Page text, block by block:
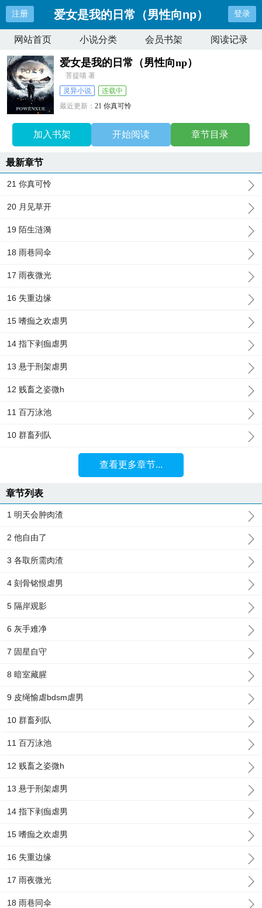
注册 爱女是我的日常（男性向np） 登录
网站首页 小说分类 会员书架 阅读记录
爱女是我的日常（男性向np）
菩提喵 著
灵异小说
连载中
最近更新：21 你真可怜
加入书架 开始阅读 章节目录
最新章节
21 你真可怜
20 月见草开
19 陌生涟漪
18 雨巷同伞
17 雨夜微光
16 失重边缘
15 嗜痂之欢虐男
14 指下剥痂虐男
13 悬于刑架虐男
12 贱畜之姿微h
11 百万泳池
10 群畜列队
查看更多章节...
章节列表
1 明天会肿肉渣
2 他自由了
3 各取所需肉渣
4 刻骨铭恨虐男
5 隔岸观影
6 灰手难净
7 固星自守
8 暗室藏腥
9 皮绳愉虐bdsm虐男
10 群畜列队
11 百万泳池
12 贱畜之姿微h
13 悬于刑架虐男
14 指下剥痂虐男
15 嗜痂之欢虐男
16 失重边缘
17 雨夜微光
18 雨巷同伞